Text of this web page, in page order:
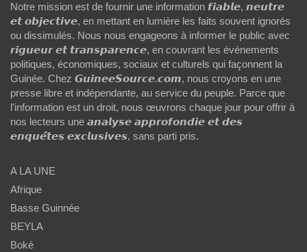
Notre mission est de fournir une information 𝙛𝙞𝙖𝙗𝙡𝙚, 𝙣𝙚𝙪𝙩𝙧𝙚
𝙚𝙩 𝙤𝙗𝙟𝙚𝙘𝙩𝙞𝙫𝙚, en mettant en lumière les faits souvent ignorés
ou dissimulés. Nous nous engageons à informer le public avec
𝙧𝙞𝙜𝙪𝙚𝙪𝙧 𝙚𝙩 𝙩𝙧𝙖𝙣𝙨𝙥𝙖𝙧𝙚𝙣𝙘𝙚, en couvrant les événements
politiques, économiques, sociaux et culturels qui façonnent la
Guinée. Chez 𝙂𝙪𝙞𝙣𝙚𝙚𝙎𝙤𝙪𝙧𝙘𝙚.𝙘𝙤𝙢, nous croyons en une
presse libre et indépendante, au service du peuple. Parce que
l'information est un droit, nous œuvrons chaque jour pour offrir à
nos lecteurs une 𝙖𝙣𝙖𝙡𝙮𝙨𝙚 𝙖𝙥𝙥𝙧𝙤𝙛𝙤𝙣𝙙𝙞𝙚 𝙚𝙩 𝙙𝙚𝙨
𝙚𝙣𝙦𝙪𝙚̂𝙩𝙚𝙨 𝙚𝙭𝙘𝙡𝙪𝙨𝙞𝙫𝙚𝙨, sans parti pris.
A LA UNE
Afrique
Basse Guinnée
BEYLA
Boké